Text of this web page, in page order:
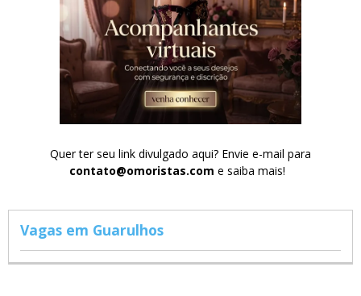
Quer ter seu link divulgado aqui? Envie e-mail para
contato@omoristas.com e saiba mais!
Vagas em Guarulhos